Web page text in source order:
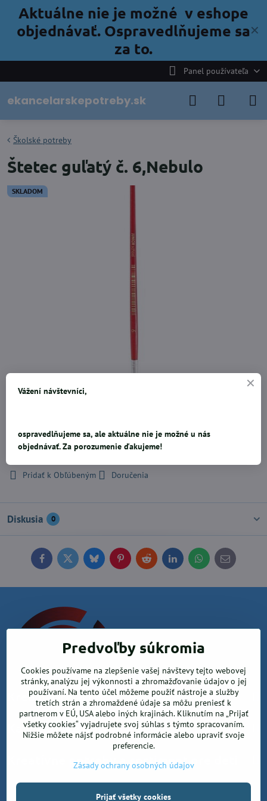
✕
Aktuálne nie je možné v eshope
objednávať. Ospravedlňujeme sa
za to.
Panel používateľa
ekancelarskepotreby.sk
SKLADOM
Školské potreby
Štetec guľatý č. 6,Nebulo
0,28 €
Pridať k Obľúbeným Doručenia
Diskusia 0
FacebookTwitterBlueskyPinterestReddit LinkedInWhatsApp
E-
mail
Krea office, s.r.o.
Kancelárske potreby
Kreatívne potreby a sortiment pre deti
©2026Copyright
Predvoľby súkromia
Cookies používame na zlepšenie vašej návštevy tejto webovej
stránky, analýzu jej výkonnosti a zhromažďovanie údajov o jej
používaní. Na tento účel môžeme použiť nástroje a služby
tretích strán a zhromaždené údaje sa môžu preniesť k
partnerom v EÚ, USA alebo iných krajinách. Kliknutím na „Prijať
všetky cookies“ vyjadrujete svoj súhlas s týmto spracovaním.
Nižšie môžete nájsť podrobné informácie alebo upraviť svoje
preferencie.
Zásady ochrany osobných údajov
Prijať všetky cookies
Vážení návštevníci,
ospravedlňujeme sa, ale aktuálne nie je možné u nás
objednávať. Za porozumenie ďakujeme!